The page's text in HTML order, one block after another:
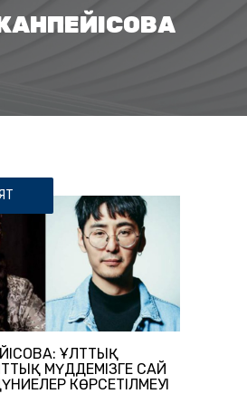
ҰЛТТЫҚ
МҮДДЕМІЗГЕ САЙ
КӨРСЕТІЛМЕУІ